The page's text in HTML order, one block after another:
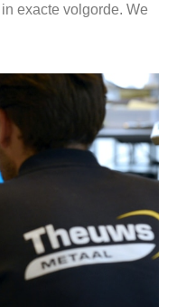
exacte volgorde. We